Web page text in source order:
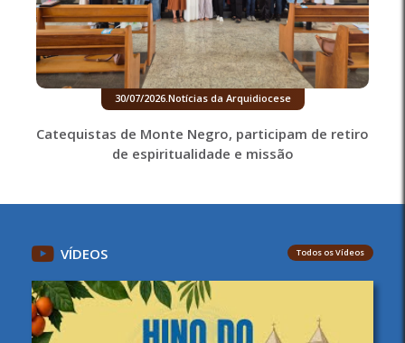
30/07/2026.Notícias da Arquidiocese
Catequistas de Monte Negro, participam de retiro
de espiritualidade e missão
VÍDEOS Todos os Vídeos